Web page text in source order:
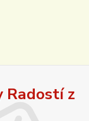
Radostí z